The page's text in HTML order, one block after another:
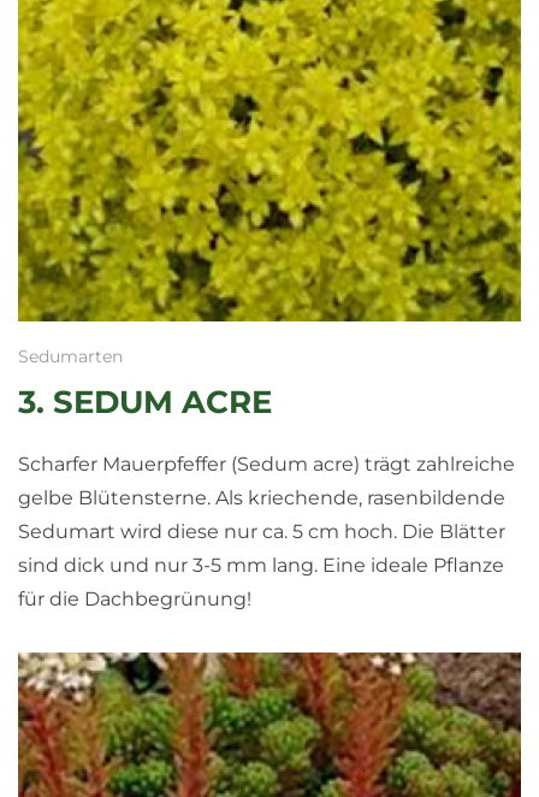
Sedumarten
3. SEDUM ACRE
Scharfer Mauerpfeffer (Sedum acre) trägt zahlreiche
gelbe Blütensterne. Als kriechende, rasenbildende
Sedumart wird diese nur ca. 5 cm hoch. Die Blätter
sind dick und nur 3-5 mm lang. Eine ideale Pflanze
für die Dachbegrünung!